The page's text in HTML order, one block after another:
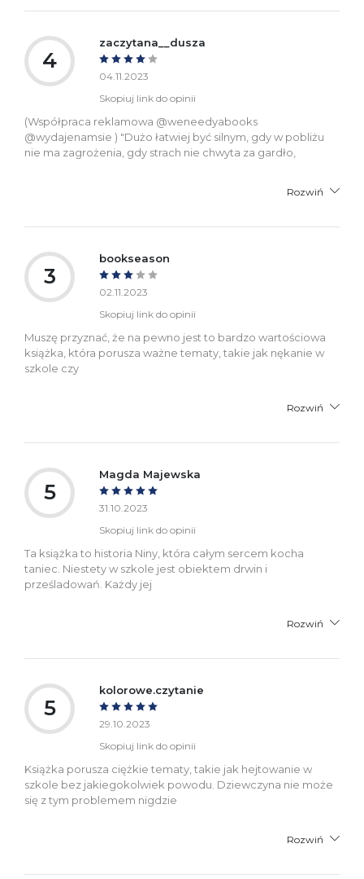
4
zaczytana__dusza
04.11.2023
Skopiuj link do opinii
(Współpraca reklamowa @weneedyabooks
@wydajenamsie ) "Dużo łatwiej być silnym, gdy w pobliżu
nie ma zagrożenia, gdy strach nie chwyta za gardło,
Rozwiń
3
bookseason
02.11.2023
Skopiuj link do opinii
Muszę przyznać, że na pewno jest to bardzo wartościowa
książka, która porusza ważne tematy, takie jak nękanie w
szkole czy
Rozwiń
5
Magda Majewska
31.10.2023
Skopiuj link do opinii
Ta książka to historia Niny, która całym sercem kocha
taniec. Niestety w szkole jest obiektem drwin i
prześladowań. Każdy jej
Rozwiń
5
kolorowe.czytanie
29.10.2023
Skopiuj link do opinii
Książka porusza ciężkie tematy, takie jak hejtowanie w
szkole bez jakiegokolwiek powodu. Dziewczyna nie może
się z tym problemem nigdzie
Rozwiń